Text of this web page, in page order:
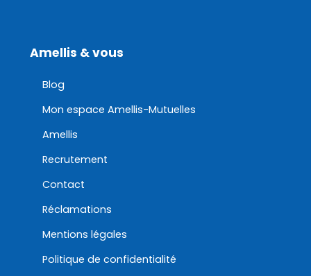
Amellis & vous
Blog
Mon espace Amellis-Mutuelles
Amellis
Recrutement
Contact
Réclamations
Mentions légales
Politique de confidentialité